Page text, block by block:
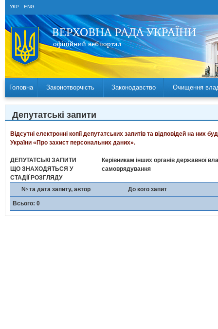
УКР ENG
Головна Законотворчість Законодавство Очищення
Депутатські запити
Відсутні електронні копії депутатських запитів та відповідей на
України «Про захист персональних даних».
ДЕПУТАТСЬКІ ЗАПИТИ
ЩО ЗНАХОДЯТЬСЯ У
СТАДІЇ РОЗГЛЯДУ
Керівникам інших органів державної
самоврядування
№ та дата запиту, автор До кого запит
Всього: 0